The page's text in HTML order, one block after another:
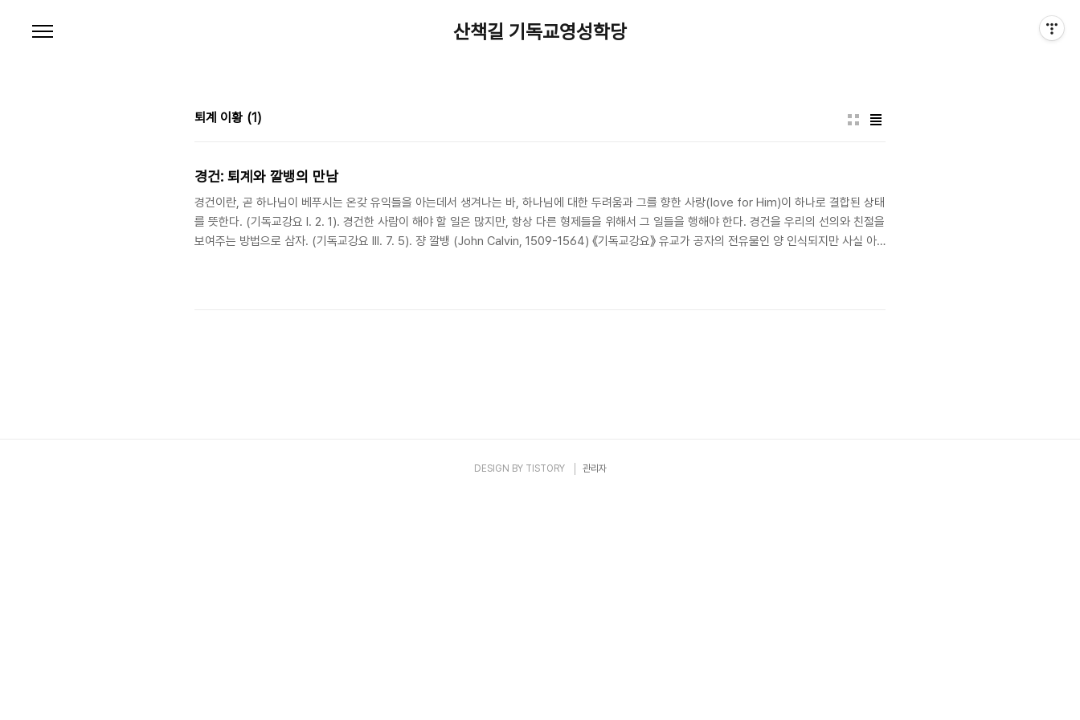
산책길 기독교영성학당
퇴계 이황 (1)
경건: 퇴계와 깔뱅의 만남
경건이란, 곧 하나님이 베푸시는 온갖 유익들을 아는데서 생겨나는 바, 하나님에 대한 두려움과 그를 향한 사랑(love for Him)이 하나로 결합된 상태
를 뜻한다. (기독교강요 I. 2. 1). 경건한 사람이 해야 할 일은 많지만, 항상 다른 형제들을 위해서 그 일들을 행해야 한다. 경건을 우리의 선의와 친절을
보여주는 방법으로 삼자. (기독교강요 III. 7. 5). 쟝 깔뱅 (John Calvin, 1509-1564) 《기독교강요》 유교가 공자의 전유물인 양 인식되지만 사실 아
DESIGN BY TISTORY 관리자